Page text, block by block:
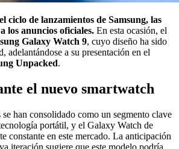
ciclo de lanzamientos de Samsung, las
los anuncios oficiales. En esta ocasión, el
Galaxy Watch 9, cuyo diseño ha sido
adelantándose a su presentación en el
Unpacked.
el nuevo smartwatch
han consolidado como un segmento clave
portátil, y el Galaxy Watch de
constante en este mercado. La anticipación
iteración sugiere que este modelo podría